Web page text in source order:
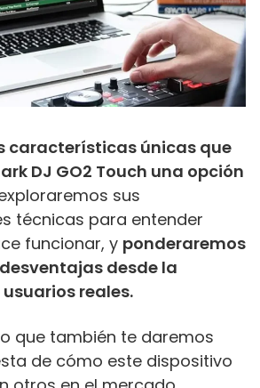
características únicas que
DJ GO2 Touch una opción
sus
técnicas para entender
funcionar, y ponderaremos
desde la
reales.
que también te daremos
de cómo este dispositivo